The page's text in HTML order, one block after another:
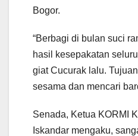
Bogor.
“Berbagi di bulan suci
hasil kesepakatan
giat Cucurak lalu.
sesama dan mencari
Senada, Ketua KORMI
Iskandar mengaku,